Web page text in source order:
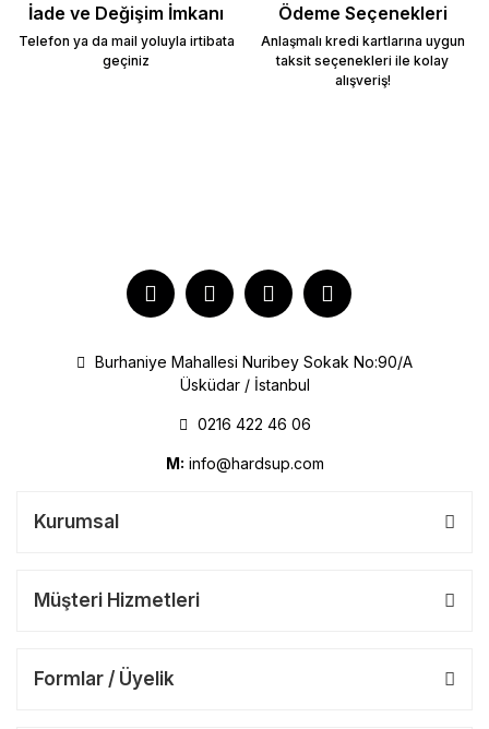
İade ve Değişim İmkanı
Telefon ya da mail yoluyla irtibata
geçiniz
Ödeme Seçenekleri
Anlaşmalı kredi kartlarına uygun
taksit seçenekleri ile kolay
alışveriş!
Burhaniye Mahallesi Nuribey Sokak No:90/A
Üsküdar / İstanbul
0216 422 46 06
M: info@hardsup.com
Kurumsal
Müşteri Hizmetleri
Formlar / Üyelik